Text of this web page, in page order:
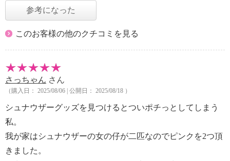
参考になった
このお客様の他のクチコミを見る
さっちゃん さん
（購入日： 2025/08/06 | 公開日： 2025/08/18 ）
シュナウザーグッズを見つけるとついポチっとしてしまう
私。
我が家はシュナウザーの女の仔が二匹なのでピンクを2つ頂
きました。